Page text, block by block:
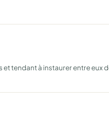
tendant à instaurer entre eux